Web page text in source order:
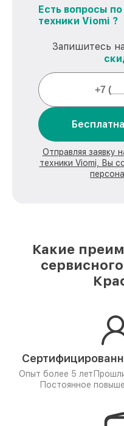
Есть вопросы
техники Viomi ?
Запишитесь
Отправляя заявку
техники Viomi, Вы
Какие
Опыт более 5 лет
Постоянное